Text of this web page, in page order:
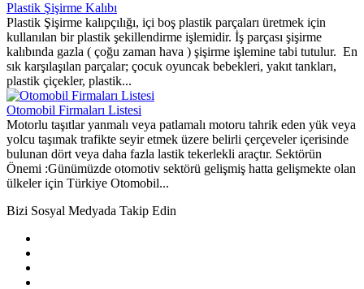
Plastik Şişirme Kalıbı
Plastik Şişirme kalıpçılığı, içi boş plastik parçaları üretmek için
kullanılan bir plastik şekillendirme işlemidir. İş parçası şişirme
kalıbında gazla ( çoğu zaman hava ) şişirme işlemine tabi tutulur. En
sık karşılaşılan parçalar; çocuk oyuncak bebekleri, yakıt tankları,
plastik çiçekler, plastik...
Otomobil Firmaları Listesi
Motorlu taşıtlar yanmalı veya patlamalı motoru tahrik eden yük veya
yolcu taşımak trafikte seyir etmek üzere belirli çerçeveler içerisinde
bulunan dört veya daha fazla lastik tekerlekli araçtır. Sektörün
Önemi :Günümüzde otomotiv sektörü gelişmiş hatta gelişmekte olan
ülkeler için Türkiye Otomobil...
Bizi Sosyal Medyada Takip Edin